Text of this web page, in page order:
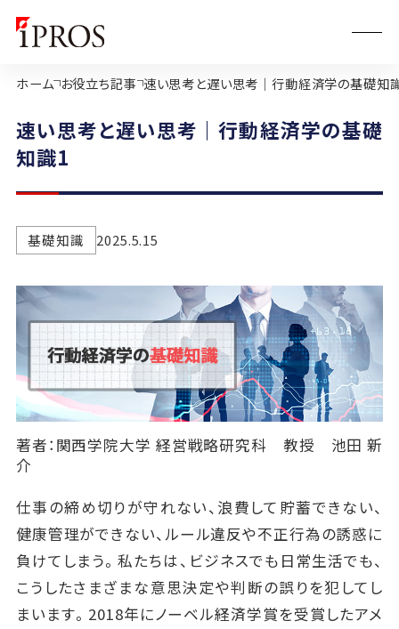
ホーム お役立ち記事 速い思考と遅い思考｜行動経済学の基礎知
速い思考と遅い思考｜行動経済学の基礎
知識1
基礎知識 2025.5.15
著者：関西学院大学 経営戦略研究科 教授 池田 新
介
仕事の締め切りが守れない、浪費して貯蓄できない、
健康管理ができない、ルール違反や不正行為の誘惑に
負けてしまう。私たちは、ビジネスでも日常生活でも、
こうしたさまざまな意思決定や判断の誤りを犯してし
まいます。2018年にノーベル経済学賞を受賞したアメ